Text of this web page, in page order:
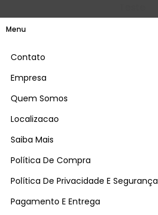
Menu
Contato
Empresa
Quem Somos
Localizacao
Saiba Mais
Política De Compra
Política De Privacidade E Segurança
Pagamento E Entrega